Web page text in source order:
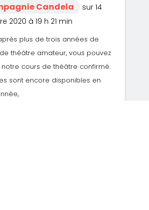
Candela
sur 14
2020 à 19 h 21 min
plus de trois années de
théâtre amateur, vous pouvez
cours de théâtre confirmé.
sont encore disponibles en